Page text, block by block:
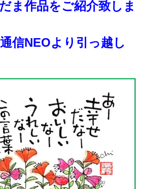
ま作品をご紹介致しま
信NEOより引っ越し